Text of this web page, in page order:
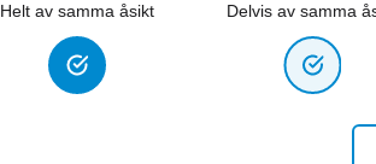
Helt av samma åsikt Delvis av samma